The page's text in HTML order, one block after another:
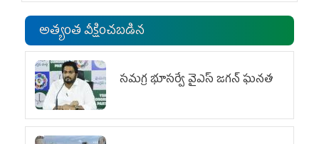
అత్యంత వీక్షించబడిన
స‌మ‌గ్ర భూస‌ర్వే వైఎస్ జ‌గ‌న్ ఘ‌న‌త